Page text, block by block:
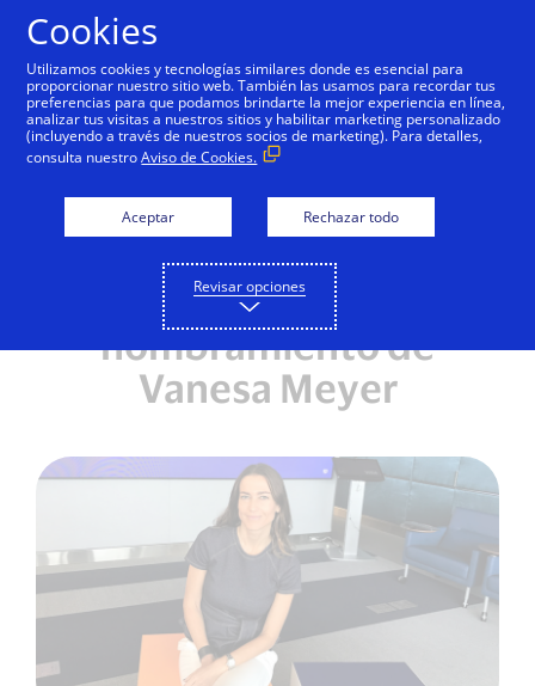
NOTAS DE PRENSA
Visa consolida esfuerzos
de innovación en
América Latina y el
Caribe con el
nombramiento de
Vanesa Meyer
Cookies
Utilizamos cookies y tecnologías similares donde es esencial para
proporcionar nuestro sitio web. También las usamos para recordar tus
preferencias para que podamos brindarte la mejor experiencia en línea,
analizar tus visitas a nuestros sitios y habilitar marketing personalizado
(incluyendo a través de nuestros socios de marketing). Para detalles,
consulta nuestroAviso de Cookies.
Aceptar Rechazar todo
Revisar opciones